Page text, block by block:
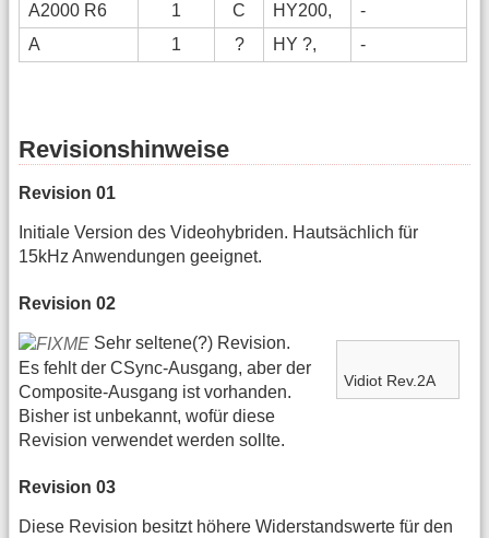
A2000 R6
1 C HY200,
-
A
1 ? HY ?, -
Revisionshinweise
Revision 01
Initiale Version des Videohybriden. Hautsächlich für
15kHz Anwendungen geeignet.
Revision 02
Vidiot Rev.2A
Sehr seltene(?) Revision.
Es fehlt der CSync-Ausgang, aber der
Composite-Ausgang ist vorhanden.
Bisher ist unbekannt, wofür diese
Revision verwendet werden sollte.
Revision 03
Diese Revision besitzt höhere Widerstandswerte für den